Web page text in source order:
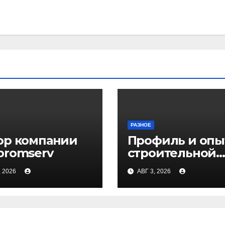
компании
2026
РАЗНОЕ
Профиль и
строительной
компании
АВГ 3, 2026